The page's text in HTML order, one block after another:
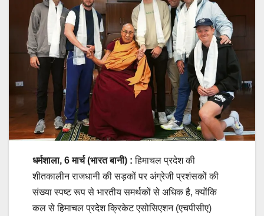
धर्मशाला, 6 मार्च (भारत बानी) :हिमाचल प्रदेश की
शीतकालीन राजधानी की सड़कों पर अंग्रेजी प्रशंसकों की
संख्या स्पष्ट रूप से भारतीय समर्थकों से अधिक है, क्योंकि
कल से हिमाचल प्रदेश क्रिकेट एसोसिएशन (एचपीसीए)